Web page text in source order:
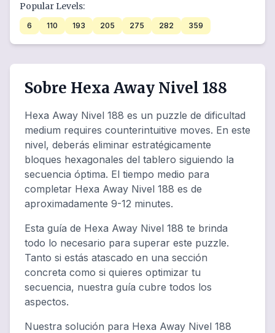
Popular Levels:
6 110 193 205 275 282 359
Sobre Hexa Away Nivel 188
Hexa Away Nivel 188 es un puzzle de dificultad
medium requires counterintuitive moves. En este
nivel, deberás eliminar estratégicamente
bloques hexagonales del tablero siguiendo la
secuencia óptima. El tiempo medio para
completar Hexa Away Nivel 188 es de
aproximadamente 9-12 minutes.
Esta guía de Hexa Away Nivel 188 te brinda
todo lo necesario para superar este puzzle.
Tanto si estás atascado en una sección
concreta como si quieres optimizar tu
secuencia, nuestra guía cubre todos los
aspectos.
Nuestra solución para Hexa Away Nivel 188